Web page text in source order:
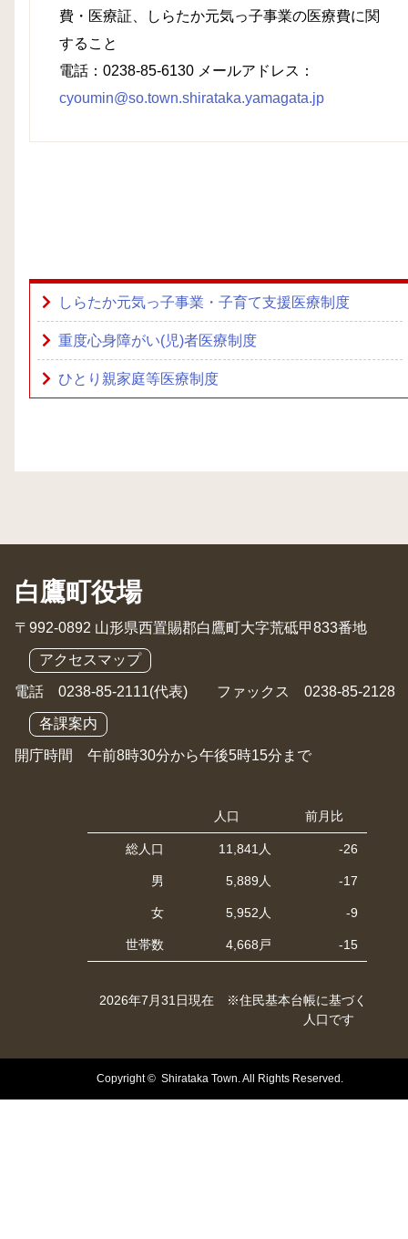
費・医療証、しらたか元気っ子事業の医療費に関
すること
電話：0238-85-6130 メールアドレス：
cyoumin@so.town.shirataka.yamagata.jp
しらたか元気っ子事業・子育て支援医療制度
重度心身障がい(児)者医療制度
ひとり親家庭等医療制度
白鷹町役場
〒992-0892 山形県西置賜郡白鷹町大字荒砥甲833番地
アクセスマップ
電話 0238-85-2111(代表) ファックス 0238-85-2128
各課案内
開庁時間 午前8時30分から午後5時15分まで
人口 前月比
総人口 11,841人 -26
男 5,889人 -17
女 5,952人 -9
世帯数 4,668戸 -15
2026年7月31日現在 ※住民基本台帳に基づく
人口です
Copyright © Shirataka Town. All Rights Reserved.